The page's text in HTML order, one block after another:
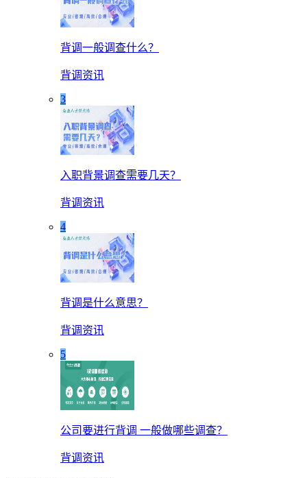
背调一般调查什么？
背调资讯
3
入职背景调查需要几天？
背调资讯
4
背调是什么意思？
背调资讯
5
公司要进行背调 一般做哪些调查？
背调资讯